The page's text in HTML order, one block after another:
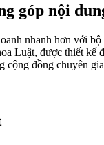
góp nội
nhanh hơn với bộ
Luật, được thiết kế
cộng đồng chuyên